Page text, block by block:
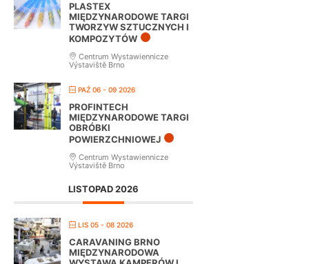
PLASTEX
MIĘDZYNARODOWE TARGI
TWORZYW SZTUCZNYCH I
KOMPOZYTÓW
Centrum Wystawiennicze
Výstaviště Brno
PAŹ 06 - 09 2026
PROFINTECH
MIĘDZYNARODOWE TARGI
OBRÓBKI
POWIERZCHNIOWEJ
Centrum Wystawiennicze
Výstaviště Brno
LISTOPAD 2026
LIS 05 - 08 2026
CARAVANING BRNO
MIĘDZYNARODOWA